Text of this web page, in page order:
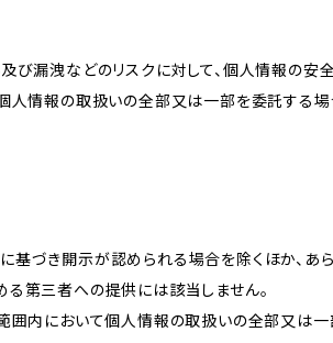
び漏洩などのリスクに対して、個人情報の安
個人情報の取扱いの全部又は一部を委託する
基づき開示が認められる場合を除くほか、
る第三者への提供には該当しません。
範囲内において個人情報の取扱いの全部又は